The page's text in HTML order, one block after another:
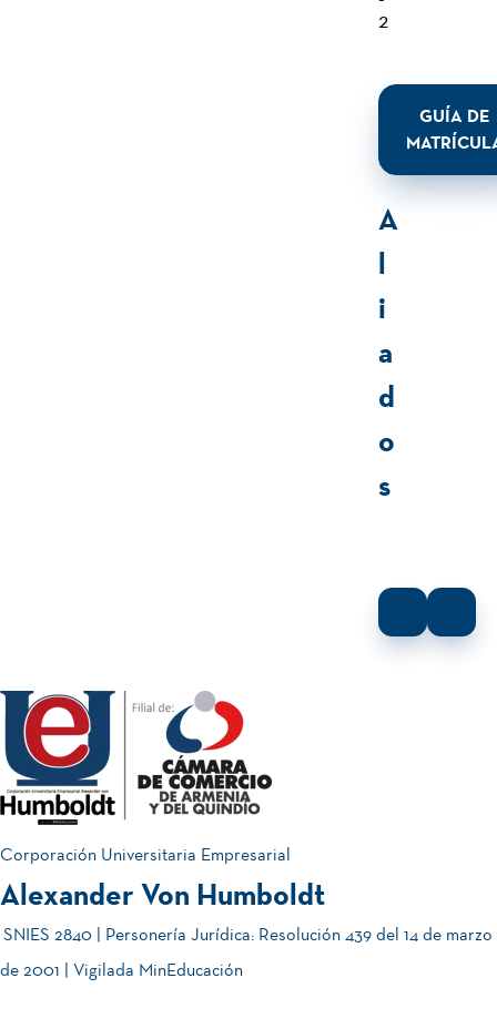
2
GUÍA DE
A
l
i
a
d
o
s
Corporación Universitaria Empresarial
Alexander Von Humboldt
SNIES 2840 | Personería Jurídica: Resolución 439 del 14 de marzo
de 2001 | Vigilada MinEducación